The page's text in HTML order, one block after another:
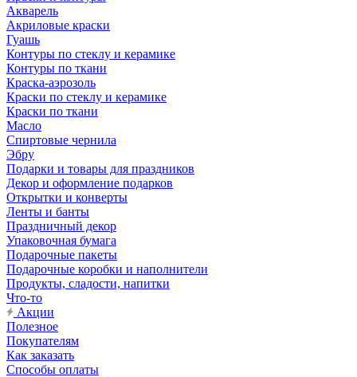
Акварель
Акриловые краски
Гуашь
Контуры по стеклу и керамике
Контуры по ткани
Краска-аэрозоль
Краски по стеклу и керамике
Краски по ткани
Масло
Спиртовые чернила
Эбру
Подарки и товары для праздников
Декор и оформление подарков
Открытки и конверты
Ленты и банты
Праздничный декор
Упаковочная бумага
Подарочные пакеты
Подарочные коробки и наполнители
Продукты, сладости, напитки
Что-то
Акции
Полезное
Покупателям
Как заказать
Способы оплаты